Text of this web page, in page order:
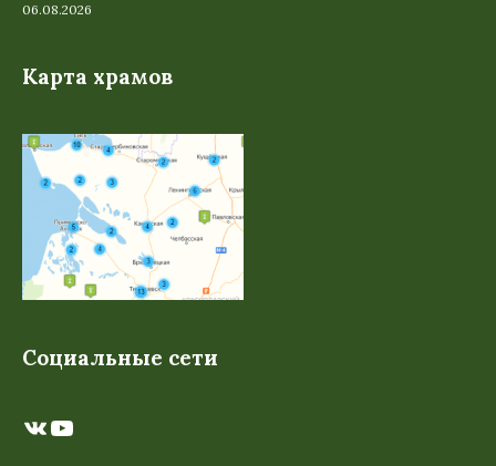
06.08.2026
Карта храмов
Социальные сети
ВКонтакте
YouTube